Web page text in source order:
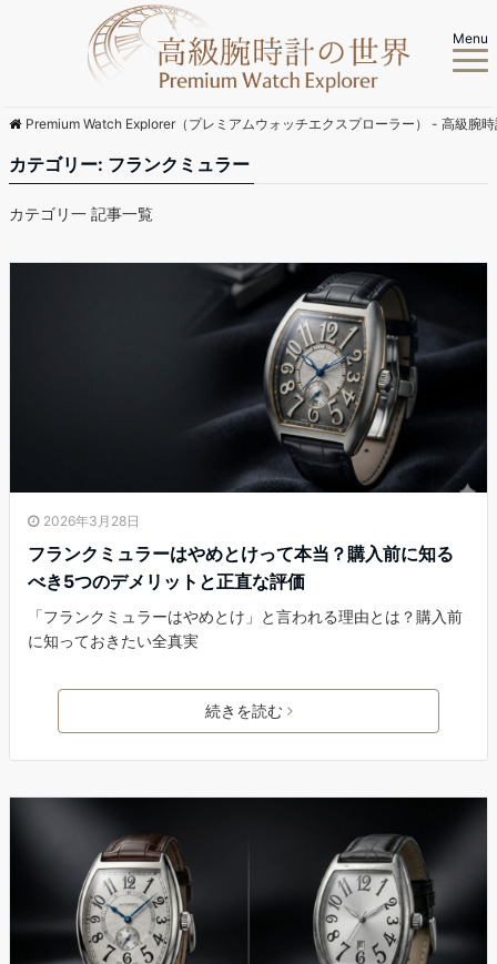
Menu
Premium Watch Explorer（プレミアムウォッチエクスプローラー） - 高級腕
カテゴリー: フランクミュラー
カテゴリ一 記事一覧
2026年3月28日
フランクミュラーはやめとけって本当？購入前に知る
べき5つのデメリットと正直な評価
「フランクミュラーはやめとけ」と言われる理由とは？購入前
に知っておきたい全真実
続きを読む